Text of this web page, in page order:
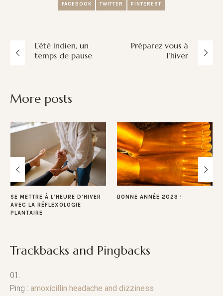
FACEBOOK TWITTER PINTEREST
L’été indien, un
temps de pause
Préparez vous à
l’hiver
More posts
SE METTRE À L’HEURE D’HIVER
AVEC LA RÉFLEXOLOGIE
PLANTAIRE
BONNE ANNÉE 2023 !
Trackbacks and Pingbacks
Ping : amoxicillin headache and dizziness